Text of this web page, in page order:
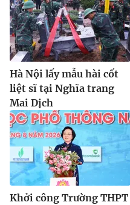
Hà Nội lấy mẫu hài cốt
liệt sĩ tại Nghĩa trang
Mai Dịch
Khởi công Trường THPT